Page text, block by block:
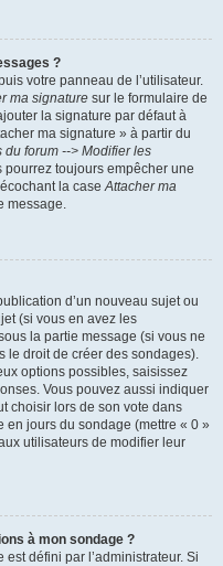
?
votre panneau de l’utilisateur.
ma signature sur le formulaire de
la signature par défaut à
ma signature » à partir du
du forum --> Modifier les
pourrez toujours empêcher une
la caseAttacher ma
message.
d’un nouveau sujet ou
(si vous en avez les
la partie message (si vous ne
le droit de créer des sondages).
options possibles, saisissez
Vous pouvez aussi indiquer
choisir lors de son vote dans
en jours du sondage (mettre « 0 »
utilisateurs de modifier leur
à mon sondage ?
défini par l’administrateur. Si